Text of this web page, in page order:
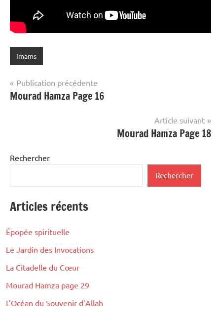
Imams
Navigation
de
Publication précédente
Mourad Hamza Page 16
Article suivant
Mourad Hamza Page 18
Rechercher
Rechercher
Articles récents
Épopée spirituelle
Le Jardin des Invocations
La Citadelle du Cœur
Mourad Hamza page 29
L’Océan du Souvenir d’Allah